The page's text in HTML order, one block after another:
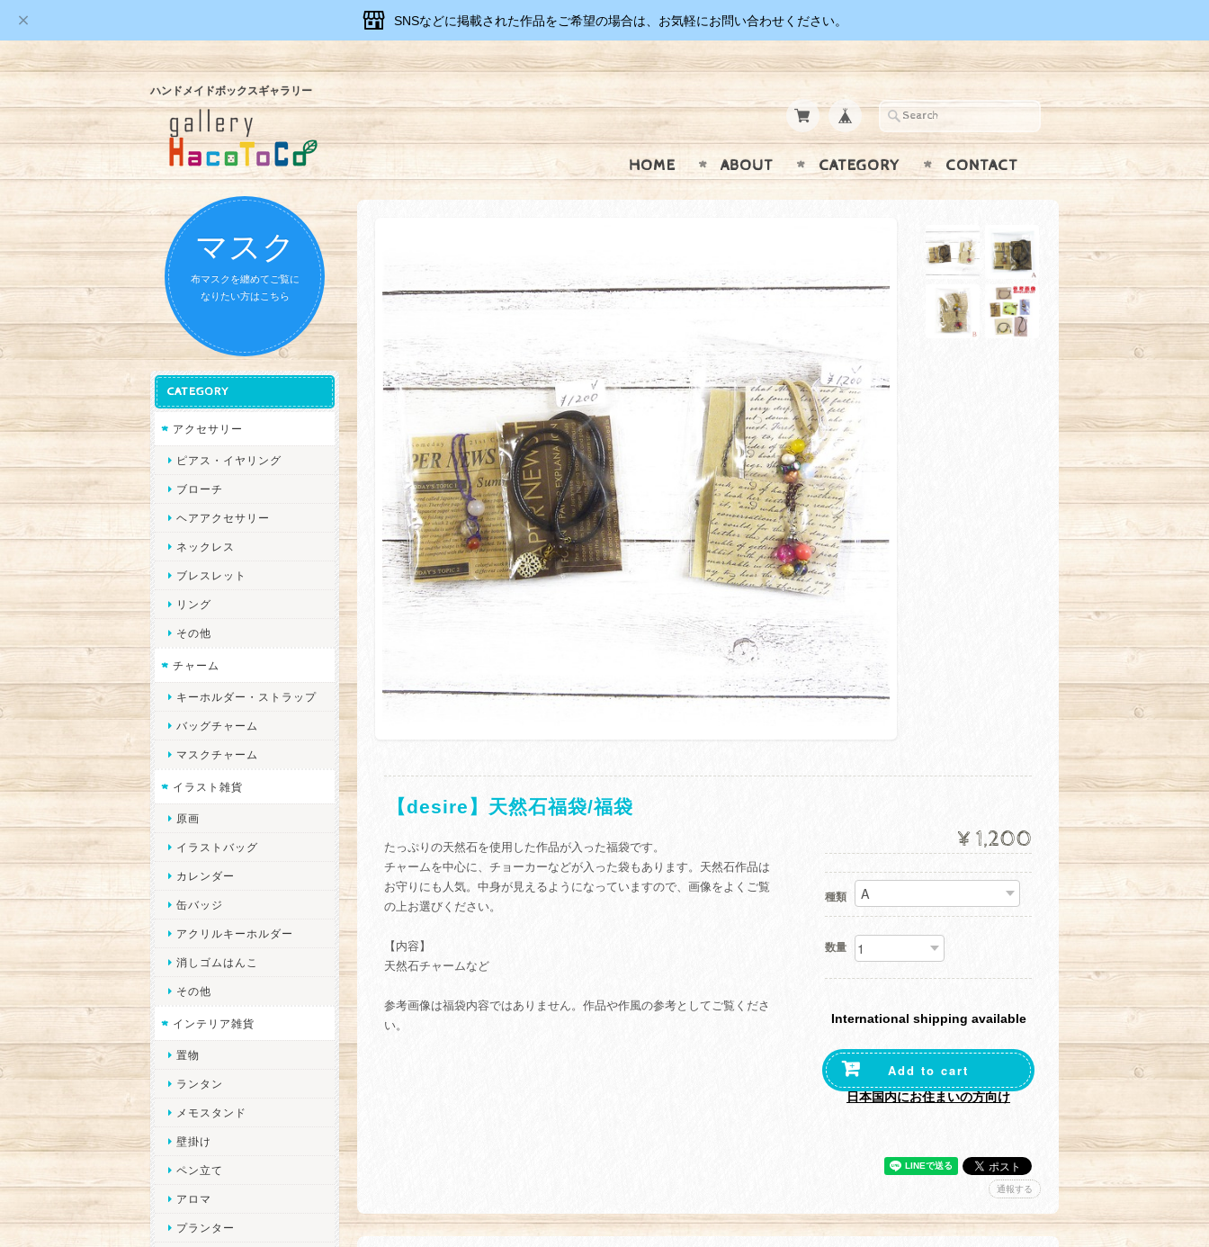
SNSなどに掲載された作品をご希望の場合は、お気軽にお問い合わせください。
ハンドメイドボックスギャラリー
HOME ABOUT CATEGORY CONTACT
【desire】天然石福袋/福袋
たっぷりの天然石を使用した作品が入った福袋です。
チャームを中心に、チョーカーなどが入った袋もあります。天然石作品は
お守りにも人気。中身が見えるようになっていますので、画像をよくご覧
の上お選びください。
【内容】
天然石チャームなど
参考画像は福袋内容ではありません。作品や作風の参考としてご覧くださ
い。
¥1,200
種類
数量
International shipping available
Add to cart
日本国内にお住まいの方向け
通報する
マスク
布マスクを纏めてご覧に
なりたい方はこちら
CATEGORY
アクセサリー
ピアス・イヤリング
ブローチ
ヘアアクセサリー
ネックレス
ブレスレット
リング
その他
チャーム
キーホルダー・ストラップ
バッグチャーム
マスクチャーム
イラスト雑貨
原画
イラストバッグ
カレンダー
缶バッジ
アクリルキーホルダー
消しゴムはんこ
その他
インテリア雑貨
置物
ランタン
メモスタンド
壁掛け
ペン立て
アロマ
プランター